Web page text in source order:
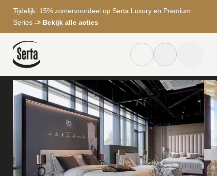
Tijdelijk: 15% zomervoordeel op Serta Luxury en Premium
Series -> Bekijk alle acties
Dealer locator knop
Zoek knop
Zoeken
Home Winkels